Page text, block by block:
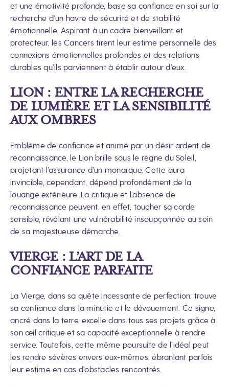
et une émotivité profonde, base sa confiance en soi sur la
recherche d’un havre de sécurité et de stabilité
émotionnelle. Aspirant à un cadre bienveillant et
protecteur, les Cancers tirent leur estime personnelle des
connexions émotionnelles profondes et des relations
durables qu’ils parviennent à établir autour d’eux.
LION : ENTRE LA RECHERCHE
DE LUMIÈRE ET LA SENSIBILITÉ
AUX OMBRES
Emblème de confiance et animé par un désir ardent de
reconnaissance, le Lion brille sous le règne du Soleil,
projetant l’assurance d’un monarque. Cette aura
invincible, cependant, dépend profondément de la
louange extérieure. La critique et l’absence de
reconnaissance peuvent, en effet, toucher sa corde
sensible, révélant une vulnérabilité insoupçonnée au sein
de sa majestueuse démarche.
VIERGE : L’ART DE LA
CONFIANCE PARFAITE
La Vierge, dans sa quête incessante de perfection, trouve
sa confiance dans la minutie et le dévouement. Ce signe,
ancré dans la terre, excelle dans tous ses projets grâce à
son œil critique et sa capacité exceptionnelle à rendre
service. Toutefois, cette même poursuite de l’idéal peut
les rendre sévères envers eux-mêmes, ébranlant parfois
leur estime en cas d’obstacles rencontrés.